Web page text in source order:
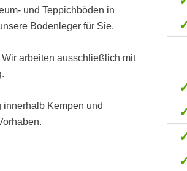
und Teppichböden in
Bodenleger für Sie.
arbeiten ausschließlich mit
Kempen und